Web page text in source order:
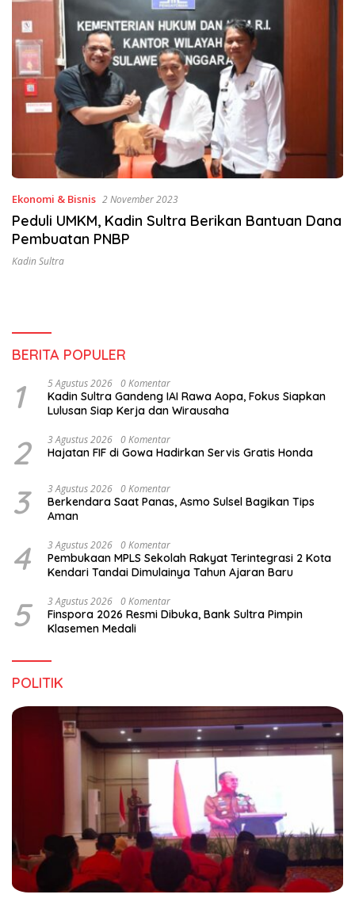
Ekonomi & Bisnis 2 November 2023
Peduli UMKM, Kadin Sultra Berikan Bantuan Dana
Pembuatan PNBP
Kadin Sultra
BERITA POPULER
1 5 Agustus 2026 0 Komentar
Kadin Sultra Gandeng IAI Rawa Aopa, Fokus Siapkan
Lulusan Siap Kerja dan Wirausaha
2 3 Agustus 2026 0 Komentar
Hajatan FIF di Gowa Hadirkan Servis Gratis Honda
3 3 Agustus 2026 0 Komentar
Berkendara Saat Panas, Asmo Sulsel Bagikan Tips
Aman
4 3 Agustus 2026 0 Komentar
Pembukaan MPLS Sekolah Rakyat Terintegrasi 2 Kota
Kendari Tandai Dimulainya Tahun Ajaran Baru
5 3 Agustus 2026 0 Komentar
Finspora 2026 Resmi Dibuka, Bank Sultra Pimpin
Klasemen Medali
POLITIK